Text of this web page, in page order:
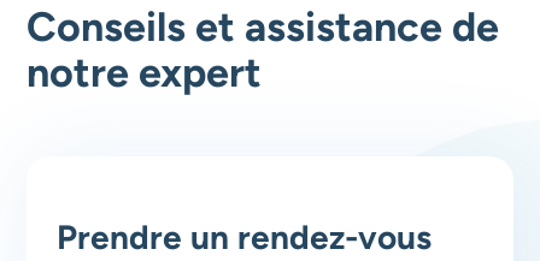
Conseils et assistance de
notre expert
Prendre un rendez-vous